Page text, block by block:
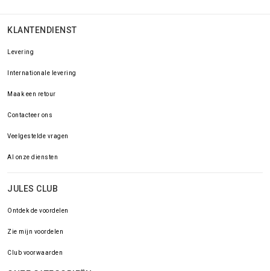
KLANTENDIENST
Levering
Internationale levering
Maak een retour
Contacteer ons
Veelgestelde vragen
Al onze diensten
JULES CLUB
Ontdek de voordelen
Zie mijn voordelen
Club voorwaarden